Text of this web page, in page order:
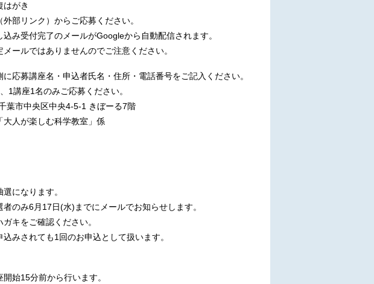
がき
（外部リンク）からご応募ください。
完了のメールがGoogleから自動配信されます。
はありませんのでご注意ください。
座名・申込者氏名・住所・電話番号をご記入ください。
1名のみご応募ください。
央区中央4-5-1 きぼーる7階
しむ科学教室」係
なります。
日(水)までにメールでお知らせします。
確認ください。
ても1回のお申込として扱います。
始15分前から行います。